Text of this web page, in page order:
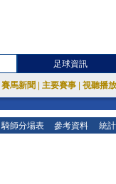
足球資訊
賽馬新聞 主要賽事 視聽播
騎師分場表 參考資料 統